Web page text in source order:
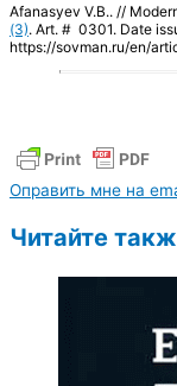
Afanasyev V.B.. //
(3). Art. # 0301. Date
https://sovman.ru/en/
Оправить мне на
Читайте